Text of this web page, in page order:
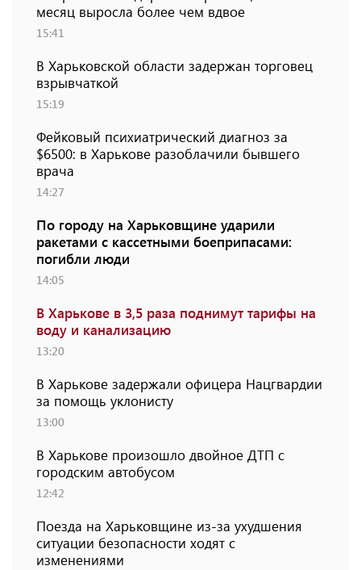
месяц выросла более чем вдвое
15:41
В Харьковской области задержан торговец
взрывчаткой
15:19
Фейковый психиатрический диагноз за
$6500: в Харькове разоблачили бывшего
врача
14:27
По городу на Харьковщине ударили
ракетами с кассетными боеприпасами:
погибли люди
14:05
В Харькове в 3,5 раза поднимут тарифы на
воду и канализацию
13:20
В Харькове задержали офицера Нацгвардии
за помощь уклонисту
13:00
В Харькове произошло двойное ДТП с
городским автобусом
12:42
Поезда на Харьковщине из-за ухудшения
ситуации безопасности ходят с
изменениями